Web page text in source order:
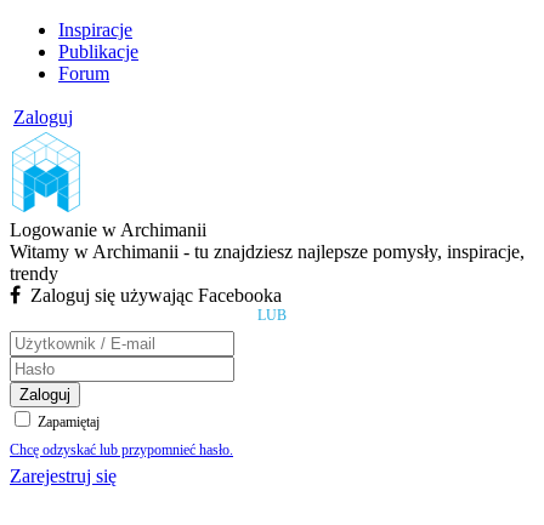
Inspiracje
Publikacje
Forum
Zaloguj
Logowanie w Archimanii
Witamy w Archimanii - tu znajdziesz najlepsze pomysły, inspiracje,
trendy
Zaloguj się używając Facebooka
LUB
Zaloguj
Zapamiętaj
Chcę odzyskać lub przypomnieć hasło.
Zarejestruj się